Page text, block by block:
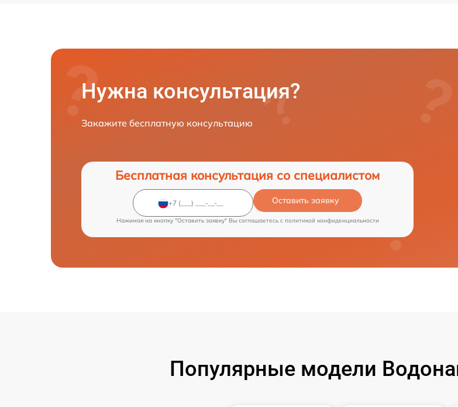
Нужна консультация?
Закажите бесплатную консультацию
Бесплатная консультация со специалистом
Оставить заявку
Нажимая на кнопку "Оставить заявку" Вы соглашаетесь c политикой конфиденциальности
Популярные модели